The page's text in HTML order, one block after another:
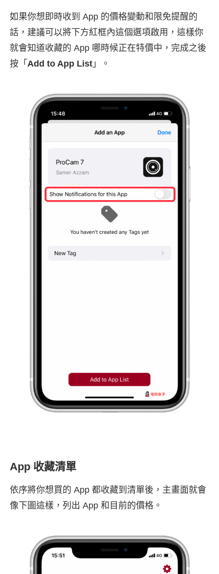
如果你想即時收到 App 的價格變動和限免提醒的
話，建議可以將下方紅框內這個選項啟用，這樣你
就會知道收藏的 App 哪時候正在特價中，完成之後
按「 Add to App List 」。
App 收藏清單
依序將你想買的 App 都收藏到清單後，主畫面就會
像下圖這樣，列出 App 和目前的價格。